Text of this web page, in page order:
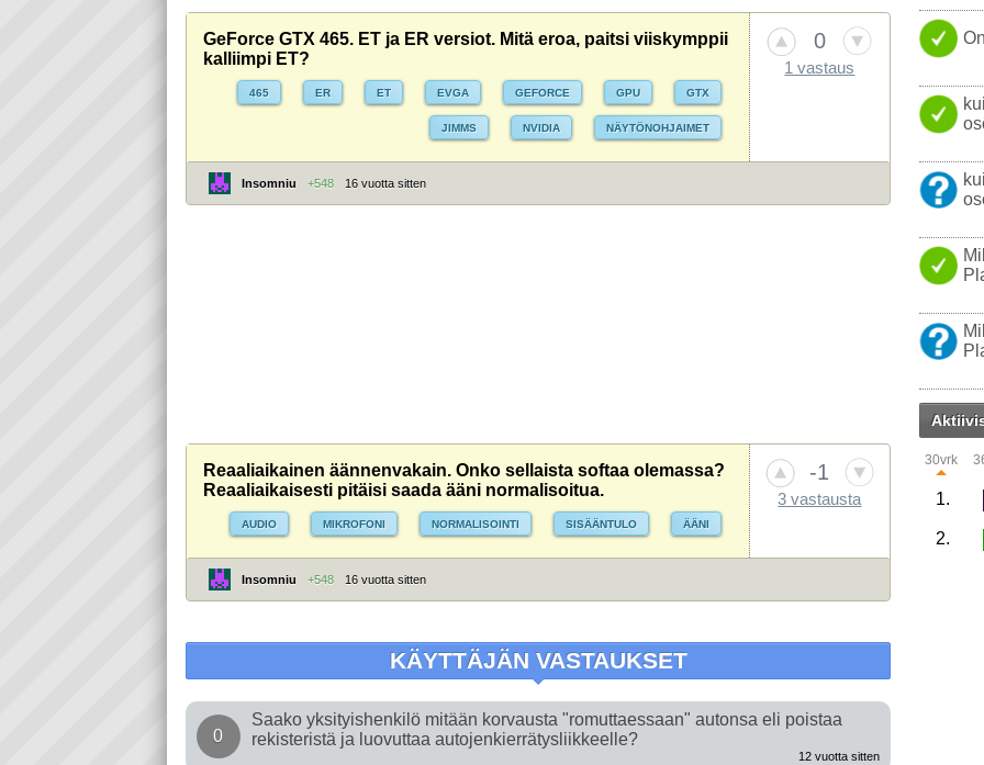
GeForce GTX 465. ET ja ER versiot. Mitä eroa, paitsi viiskymppii
kalliimpi ET?
465 ER ET EVGA GEFORCE GPU GTX
JIMMS NVIDIA NÄYTÖNOHJAIMET
0
1 vastaus
Insomniu +548 16 vuotta sitten
Reaaliaikainen äännenvakain. Onko sellaista softaa olemassa?
Reaaliaikaisesti pitäisi saada ääni normalisoitua.
AUDIO MIKROFONI NORMALISOINTI SISÄÄNTULO ÄÄNI
-1
3 vastausta
Insomniu +548 16 vuotta sitten
KÄYTTÄJÄN VASTAUKSET
0
Saako yksityishenkilö mitään korvausta "romuttaessaan" autonsa eli poistaa
rekisteristä ja luovuttaa autojenkierrätysliikkeelle?
12 vuotta sitten
30vrk
1.
2.